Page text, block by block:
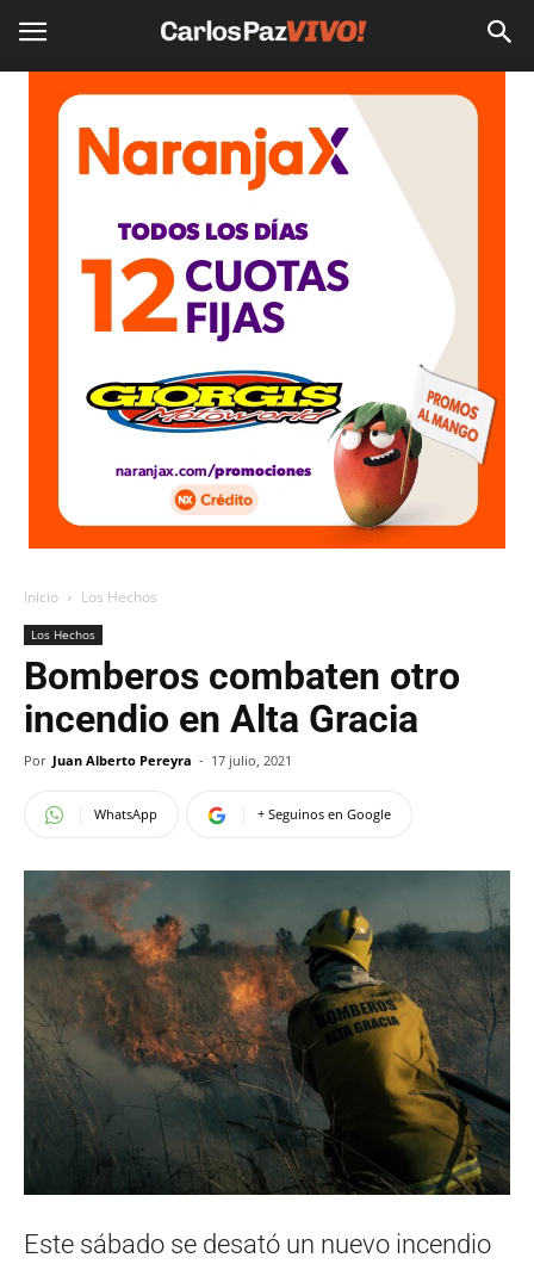
Inicio Los Hechos
Los Hechos
Bomberos combaten otro
incendio en Alta Gracia
Por Juan Alberto Pereyra - 17 julio, 2021
WhatsApp + Seguinos en Google
Este sábado se desató un nuevo incendio